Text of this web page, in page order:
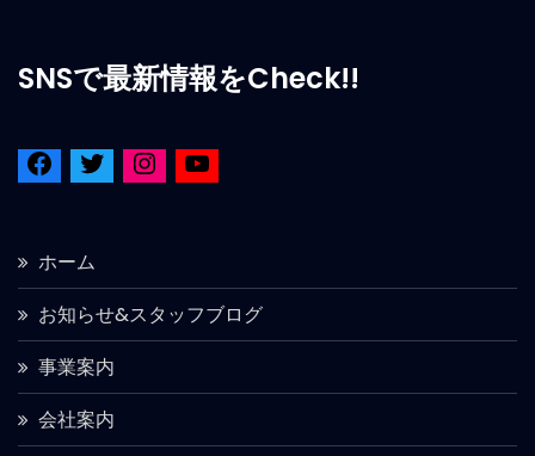
SNSで最新情報をCheck!!
ホーム
お知らせ&スタッフブログ
事業案内
会社案内